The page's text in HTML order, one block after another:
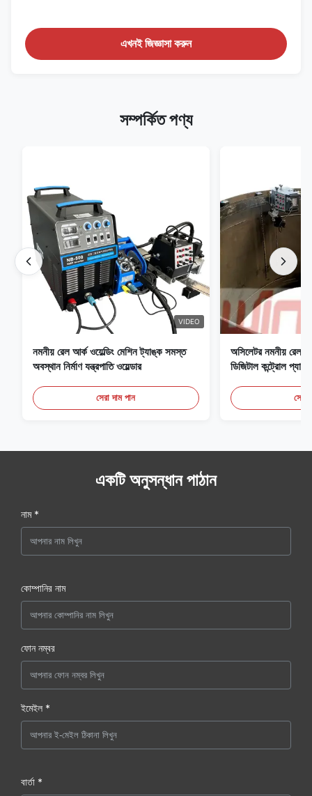
এখনই জিজ্ঞাসা করুন
সম্পর্কিত পণ্য
VIDEO
নমনীয় রেল আর্ক ওয়েল্ডিং মেশিন ট্যাঙ্ক সমস্ত
অবস্থান নির্মাণ যন্ত্রপাতি ওয়েল্ডার
সেরা দাম পান
অসিলেটর নমনীয় রেল
ডিজিটাল কন্ট্রোল
সেরা
একটি অনুসন্ধান পাঠান
নাম *
কোম্পানির নাম
ফোন নম্বর
ইমেইল *
বার্তা *